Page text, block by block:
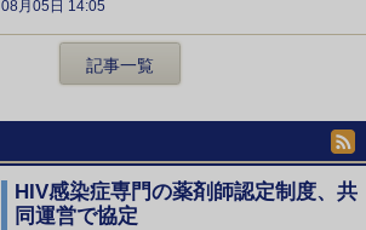
08月05日 14:05
記事一覧
HIV感染症専門の薬剤師認定制度、共
同運営で協定